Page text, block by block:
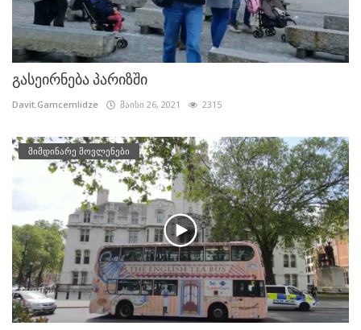
გასეირნება პარიზში
Davit.Gamcemlidze მაისი 26, 2021 2315
მიმდინარე მოვლენები